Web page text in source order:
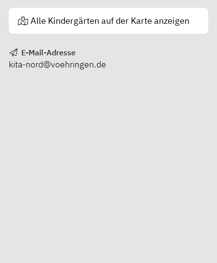
Alle Kindergärten auf der Karte anzeigen
E-Mail-Adresse
kita-nord@voehringen.de